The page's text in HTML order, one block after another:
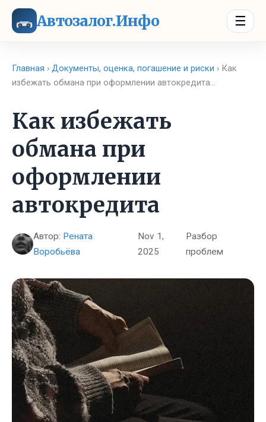
Автозалог.Инфо ☰
Главная › Документы, оценка, погашение и риски › Как
избежать обмана при оформлении автокредита…
Как избежать
обмана при
оформлении
автокредита
Автор: Рената
Воробьёва
Nov 1,
2025
Разбор
проблем